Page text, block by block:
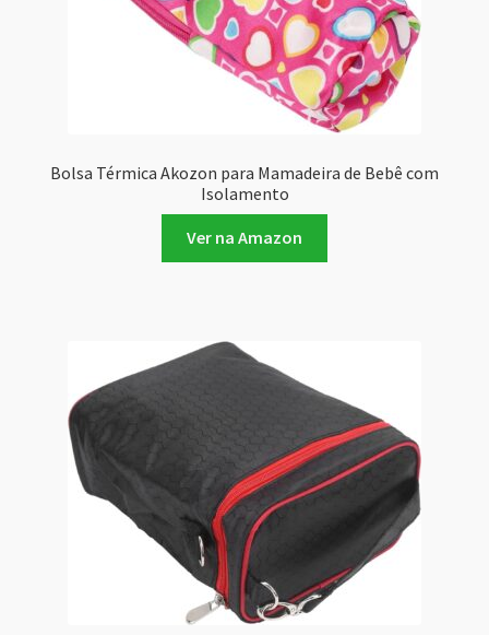
Bolsa Térmica Akozon para Mamadeira de Bebê com
Isolamento
Ver na Amazon